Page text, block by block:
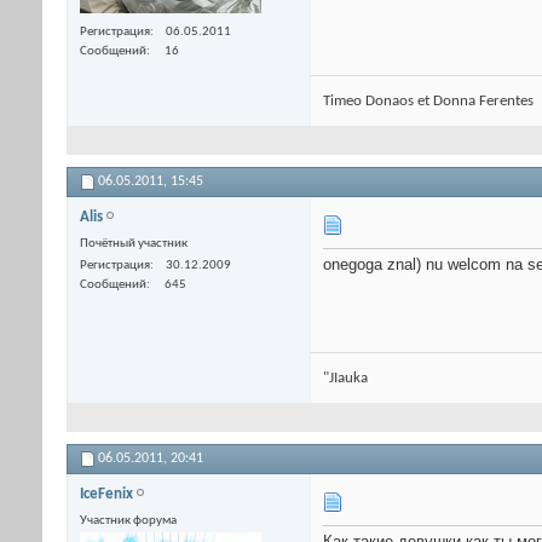
Регистрация
06.05.2011
Сообщений
16
Timeo Donaos et Donna Ferentes
06.05.2011, 15:45
Alis
Почётный участник
Регистрация
30.12.2009
Сообщений
645
onegoga znal) nu welcom na
"JIauka
06.05.2011, 20:41
IceFenix
Участник форума